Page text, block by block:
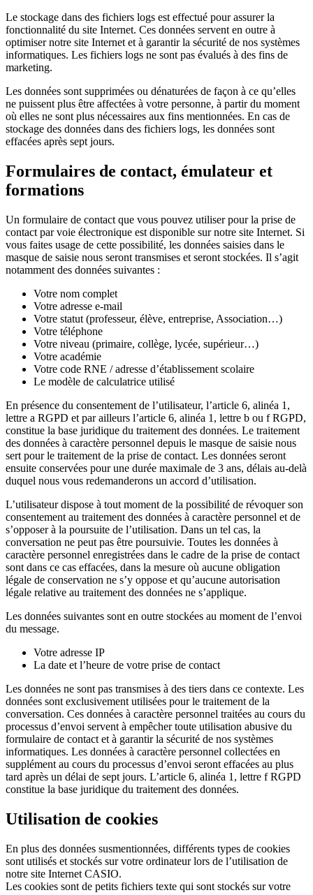
Le stockage dans des fichiers logs est effectué pour assurer la
fonctionnalité du site Internet. Ces données servent en outre à
optimiser notre site Internet et à garantir la sécurité de nos systèmes
informatiques. Les fichiers logs ne sont pas évalués à des fins de
marketing.
Les données sont supprimées ou dénaturées de façon à ce qu’elles
ne puissent plus être affectées à votre personne, à partir du moment
où elles ne sont plus nécessaires aux fins mentionnées. En cas de
stockage des données dans des fichiers logs, les données sont
effacées après sept jours.
Formulaires de contact, émulateur et
formations
Un formulaire de contact que vous pouvez utiliser pour la prise de
contact par voie électronique est disponible sur notre site Internet. Si
vous faites usage de cette possibilité, les données saisies dans le
masque de saisie nous seront transmises et seront stockées. Il s’agit
notamment des données suivantes :
Votre nom complet
Votre adresse e-mail
Votre statut (professeur, élève, entreprise, Association…)
Votre téléphone
Votre niveau (primaire, collège, lycée, supérieur…)
Votre académie
Votre code RNE / adresse d’établissement scolaire
Le modèle de calculatrice utilisé
En présence du consentement de l’utilisateur, l’article 6, alinéa 1,
lettre a RGPD et par ailleurs l’article 6, alinéa 1, lettre b ou f RGPD,
constitue la base juridique du traitement des données. Le traitement
des données à caractère personnel depuis le masque de saisie nous
sert pour le traitement de la prise de contact. Les données seront
ensuite conservées pour une durée maximale de 3 ans, délais au-delà
duquel nous vous redemanderons un accord d’utilisation.
L’utilisateur dispose à tout moment de la possibilité de révoquer son
consentement au traitement des données à caractère personnel et de
s’opposer à la poursuite de l’utilisation. Dans un tel cas, la
conversation ne peut pas être poursuivie. Toutes les données à
caractère personnel enregistrées dans le cadre de la prise de contact
sont dans ce cas effacées, dans la mesure où aucune obligation
légale de conservation ne s’y oppose et qu’aucune autorisation
légale relative au traitement des données ne s’applique.
Les données suivantes sont en outre stockées au moment de l’envoi
du message.
Votre adresse IP
La date et l’heure de votre prise de contact
Les données ne sont pas transmises à des tiers dans ce contexte. Les
données sont exclusivement utilisées pour le traitement de la
conversation. Ces données à caractère personnel traitées au cours du
processus d’envoi servent à empêcher toute utilisation abusive du
formulaire de contact et à garantir la sécurité de nos systèmes
informatiques. Les données à caractère personnel collectées en
supplément au cours du processus d’envoi seront effacées au plus
tard après un délai de sept jours. L’article 6, alinéa 1, lettre f RGPD
constitue la base juridique du traitement des données.
Utilisation de cookies
En plus des données susmentionnées, différents types de cookies
sont utilisés et stockés sur votre ordinateur lors de l’utilisation de
notre site Internet CASIO.
Les cookies sont de petits fichiers texte qui sont stockés sur votre